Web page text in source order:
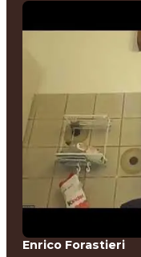
Enrico Forastieri